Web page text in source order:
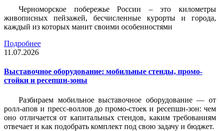
Черноморское побережье России – это километры
живописных пейзажей, бесчисленные курорты и города,
каждый из которых манит своими особенностями
Подробнее
11.07.2026
Выставочное оборудование: мобильные стенды, промо-
стойки и ресепшн-зоны
Разбираем мобильное выставочное оборудование — от
ролл-апов и пресс-воллов до промо-стоек и ресепшн-зон: чем
оно отличается от капитальных стендов, каким требованиям
отвечает и как подобрать комплект под свою задачу и бюджет.